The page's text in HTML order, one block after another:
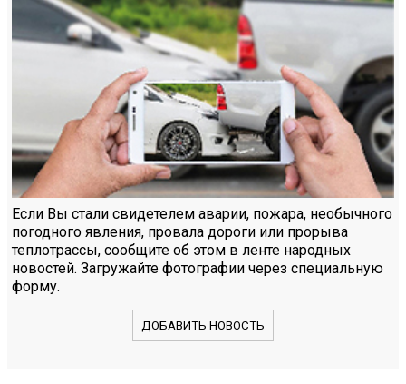
Если Вы стали свидетелем аварии, пожара, необычного
погодного явления, провала дороги или прорыва
теплотрассы, сообщите об этом в ленте народных
новостей. Загружайте фотографии через специальную
форму.
ДОБАВИТЬ НОВОСТЬ